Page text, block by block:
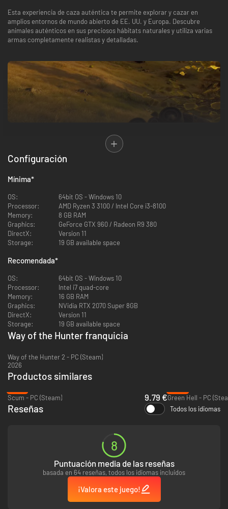
Esta experiencia de caza auténtica te permite explorar y cazar en
amplios entornos de mundo abierto de EE. UU. y Europa. Descubre
animales auténticos en sus preciosos hábitats naturales y utiliza varias
armas completamente realistas y detalladas.
Way of the Hunter ofrece una experiencia completamente inmersiva e
integrada en una fantástica naturaleza salvaje con auténticos
ecosistemas complejos que reaccionan y se adaptan a tus acciones.
habilidades.
Enfréntate a los desafíos de las caza ética a través de una historia
emocionante o simplemente disfruta cazando en los ricos entornos de
forma libre.
Decenas de especies de animales con un nivel de detalle
sorprendente y con modelos de comportamiento realista que
ofrecen una experiencia de caza realmente inmersiva
de los animales, el análisis de salpicaduras de sangre y la revisión del
disparo gracias a la cámara de bala rebobinable
Configuración
Mínima*
OS:
64bit OS - Windows 10
Processor:
AMD Ryzen 3 3100 / Intel Core i3-8100
Memory:
8 GB RAM
Graphics:
GeForce GTX 960 / Radeon R9 380
DirectX:
Version 11
Storage:
19 GB available space
Recomendada*
OS:
64bit OS - Windows 10
Processor:
Intel i7 quad-core
Memory:
16 GB RAM
Graphics:
NVidia RTX 2070 Super 8GB
DirectX:
Version 11
Storage:
19 GB available space
Way of the Hunter franquicia
Way of the Hunter 2 - PC (Steam)
2026
Productos similares
Scum - PC (Steam)
9.79 €Green Hell - PC
Reseñas Todos los idiomas
8
Puntuación media de las reseñas
basada en 64 reseñas, todos los idiomas incluidos
¡Valora este juego!